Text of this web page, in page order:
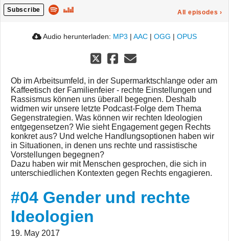
Subscribe All episodes ›
Audio herunterladen: MP3 | AAC | OGG | OPUS
Ob im Arbeitsumfeld, in der Supermarktschlange oder am
Kaffeetisch der Familienfeier - rechte Einstellungen und
Rassismus können uns überall begegnen. Deshalb
widmen wir unsere letzte Podcast-Folge dem Thema
Gegenstrategien. Was können wir rechten Ideologien
entgegensetzen? Wie sieht Engagement gegen Rechts
konkret aus? Und welche Handlungsoptionen haben wir
in Situationen, in denen uns rechte und rassistische
Vorstellungen begegnen?
Dazu haben wir mit Menschen gesprochen, die sich in
unterschiedlichen Kontexten gegen Rechts engagieren.
#04 Gender und rechte
Ideologien
19. May 2017